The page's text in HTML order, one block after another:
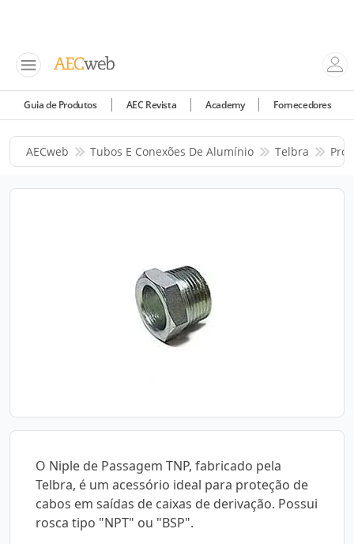
Guia de Produtos AEC Revista Academy Fornecedores
AECweb Tubos E Conexões De Alumínio Telbra
O Niple de Passagem TNP, fabricado pela
Telbra, é um acessório ideal para proteção de
cabos em saídas de caixas de derivação. Possui
rosca tipo "NPT" ou "BSP".